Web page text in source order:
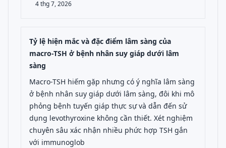
4 thg 7, 2026
Tỷ lệ hiện mắc và đặc điểm lâm sàng của
macro-TSH ở bệnh nhân suy giáp dưới lâm
sàng
Macro-TSH hiếm gặp nhưng có ý nghĩa lâm sàng
ở bệnh nhân suy giáp dưới lâm sàng, đôi khi mô
phỏng bệnh tuyến giáp thực sự và dẫn đến sử
dụng levothyroxine không cần thiết. Xét nghiệm
chuyên sâu xác nhận nhiều phức hợp TSH gắn
với immunoglob